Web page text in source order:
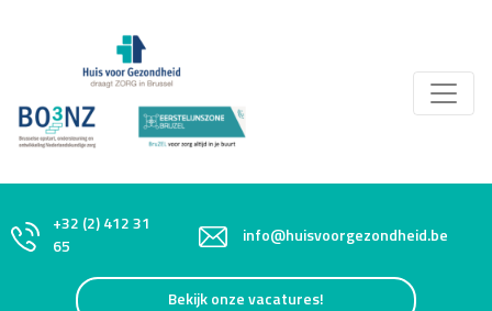
+32 (2) 412 31
65
info@huisvoorgezondheid.be
Bekijk onze vacatures!